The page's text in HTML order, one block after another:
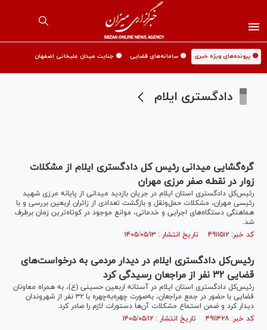
🟡 پرونده‌های ویژه خبری 🟡 سامانه‌های قضایی 🟡 جنایت میدان علیخانی اصفهان
دادگستری ایلام
گره‌گشایی میدانی رئیس کل دادگستری ایلام از مشکلات
زوار در نقطه صفر مرزی مهران
رئیس‌کل دادگستری استان ایلام در جریان بازدید میدانی از پایانه مرزی شهید
رئیسی مهران، مشکلات حمل‌ونقل و بازگشت تعدادی از زائران اربعین بررسی و با
هماهنگی دستگاه‌های اجرایی و خدماتی، موانع موجود در کوتاه‌ترین زمان برطرف
شد.
کد خبر: ۴۹۱۱۵۱۲ تاریخ انتشار : ۱۴۰۵/۰۵/۱۳
رئیس‌کل دادگستری ایلام در دیدار مردمی به درخواست‌های
قضایی ۳۲ نفر از مراجعان رسیدگی کرد
رئیس‌کل دادگستری استان ایلام در آستانه اربعین حسینی (ع)، به همراه معاونان
قضایی با حضور در جمع مراجعان، به‌صورت چهره‌به‌چهره با ۳۲ نفر از شهروندان
دیدار کرد و ضمن استماع مشکلات آن‌ها دستورات لازم را صادر کرد.
کد خبر: ۴۹۱۱۴۲۸ تاریخ انتشار : ۱۴۰۵/۰۵/۱۲